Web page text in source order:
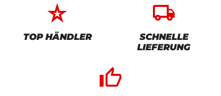
star_rate
TOP HÄNDLER
local_shipping
SCHNELLE
LIEFERUNG
thumb_up_alt